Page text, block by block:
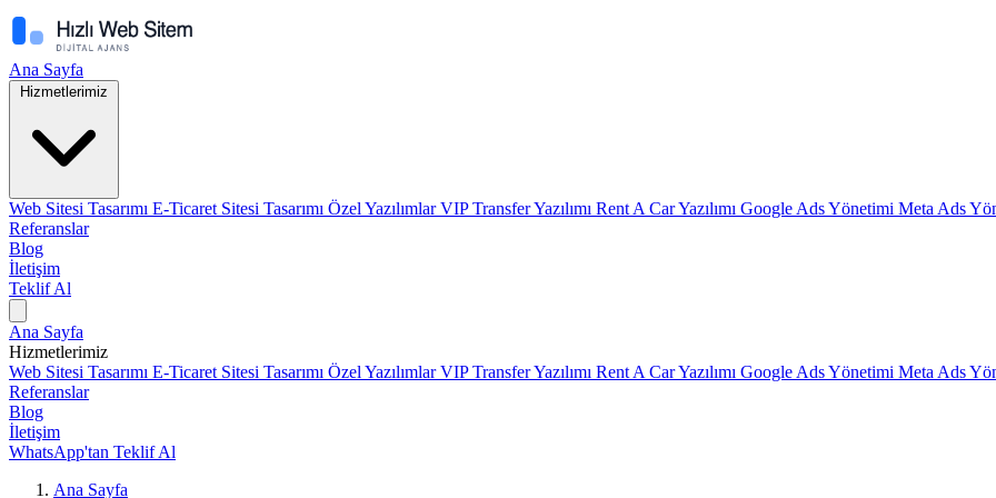
Ana Sayfa
Hizmetlerimiz
Web Sitesi Tasarımı E-Ticaret Sitesi Tasarımı Özel YazılımlarVIP Transfer Yazılımı Rent A Car Yazılımı Google Ads Yönetimi Meta Ads
Referanslar
Blog
İletişim
Teklif Al
Ana Sayfa
Hizmetlerimiz
Web Sitesi Tasarımı E-Ticaret Sitesi Tasarımı Özel YazılımlarVIP Transfer Yazılımı Rent A Car Yazılımı Google Ads Yönetimi Meta Ads
Referanslar
Blog
İletişim
WhatsApp'tan Teklif Al
Ana Sayfa